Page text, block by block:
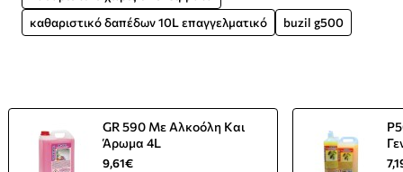
καθαριστικό δαπέδων 10L επαγγελματικό
buzil g500
GR 590 Mε Αλκοόλη Και
Άρωμα 4L
9,61€